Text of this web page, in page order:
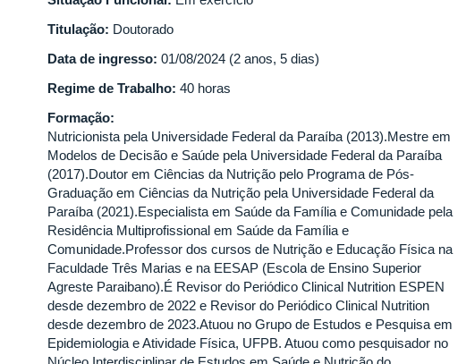
Titulação: Doutorado
Data de ingresso: 01/08/2024 (2 anos, 5 dias)
Regime de Trabalho: 40 horas
Formação:
Nutricionista pela Universidade Federal da Paraíba (2013).Mestre em
Modelos de Decisão e Saúde pela Universidade Federal da Paraíba
(2017).Doutor em Ciências da Nutrição pelo Programa de Pós-
Graduação em Ciências da Nutrição pela Universidade Federal da
Paraíba (2021).Especialista em Saúde da Família e Comunidade pela
Residência Multiprofissional em Saúde da Família e
Comunidade.Professor dos cursos de Nutrição e Educação Física na
Faculdade Três Marias e na EESAP (Escola de Ensino Superior
Agreste Paraibano).É Revisor do Periódico Clinical Nutrition ESPEN
desde dezembro de 2022 e Revisor do Periódico Clinical Nutrition
desde dezembro de 2023.Atuou no Grupo de Estudos e Pesquisa em
Epidemiologia e Atividade Física, UFPB. Atuou como pesquisador no